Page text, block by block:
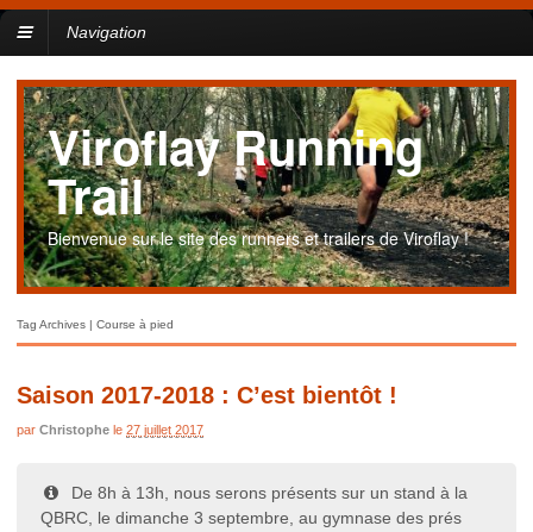
Navigation
Viroflay Running
Trail
Bienvenue sur le site des runners et trailers de Viroflay !
Tag Archives | Course à pied
Saison 2017-2018 : C’est bientôt !
par Christophe le 27 juillet 2017
De 8h à 13h, nous serons présents sur un stand à la
QBRC, le dimanche 3 septembre, au gymnase des prés